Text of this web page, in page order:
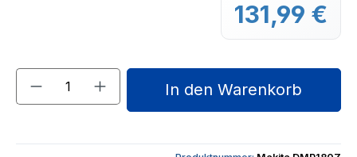
131,99 €
Produkt Anzahl: Gib den gewünschten
In den Warenkorb